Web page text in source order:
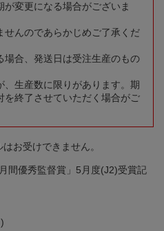
変更になる場合がございま
せんのであらかじめご了承くだ
場合、発送日は受注生産のもの
、生産数に限りがあります。期
を終了させていただく場合がご
お受けできません。
間優秀監督賞」5月度(J2)受賞記